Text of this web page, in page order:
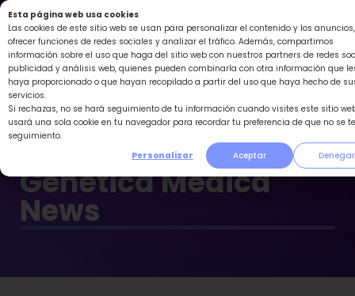
Esta página web usa cookies
Las cookies de este sitio web se usan para personalizar el contenido y los anuncios,
ofrecer funciones de redes sociales y analizar el tráfico. Además, compartimos
información sobre el uso que haga del sitio web con nuestros partners de redes
publicidad y análisis web, quienes pueden combinarla con otra información que
haya proporcionado o que hayan recopilado a partir del uso que haya hecho de
servicios.
Si rechazas, no se hará seguimiento de tu información cuando visites este sitio
usará una sola cookie en tu navegador para recordar tu preferencia de que no se
seguimiento.
Personalizar
Aceptar Denegar
Ir
al
contenido
Genética Médica
News